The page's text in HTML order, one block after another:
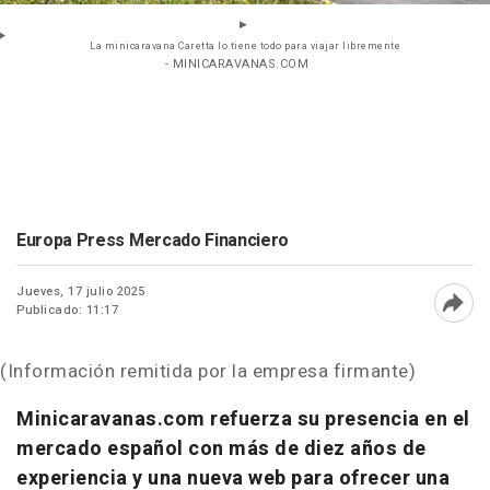
La minicaravana Caretta lo tiene todo para viajar libremente
- MINICARAVANAS.COM
Europa Press Mercado Financiero
Jueves, 17 julio 2025
Publicado: 11:17
(Información remitida por la empresa firmante)
Minicaravanas.com refuerza su presencia en el
mercado español con más de diez años de
experiencia y una nueva web para ofrecer una